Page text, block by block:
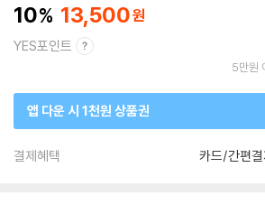
10 13,500
YES포인트
5만원
앱 다운 시 1천원 상품권
결제혜택 카드/간편